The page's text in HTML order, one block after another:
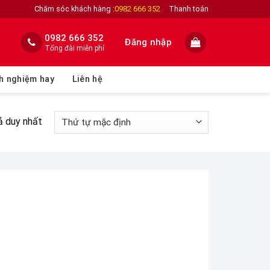
Chăm sóc khách hàng :0982 666 352 Thanh toán
0982 666 352
Tổng đài miễn phí
Đăng nhập
nghiệm hay Liên hệ
duy nhất